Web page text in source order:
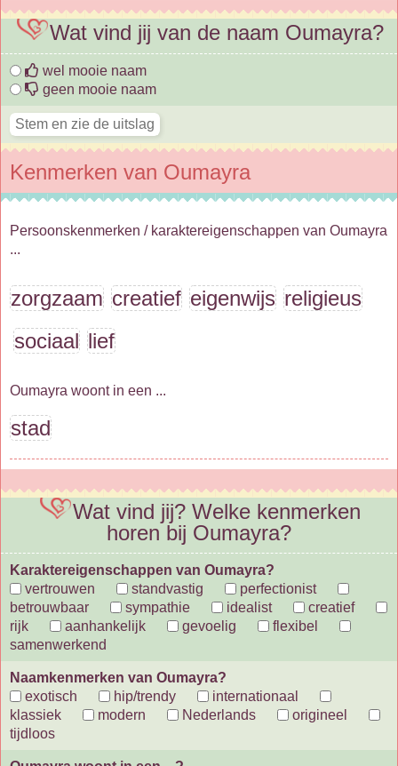
Wat vind jij van de naam Oumayra?
wel mooie naam
geen mooie naam
Kenmerken van Oumayra
Persoonskenmerken / karaktereigenschappen van Oumayra
...
zorgzaam creatief eigenwijs religieus
sociaal lief
Oumayra woont in een ...
stad
Wat vind jij? Welke kenmerken
horen bij Oumayra?
Karaktereigenschappen van Oumayra?
vertrouwen
standvastig
perfectionist
betrouwbaar
sympathie idealist
creatief
rijk
aanhankelijk gevoelig
flexibel
samenwerkend
Naamkenmerken van Oumayra?
exotisch
hip/trendy
internationaal
klassiek
modern Nederlands
origineel
tijdloos